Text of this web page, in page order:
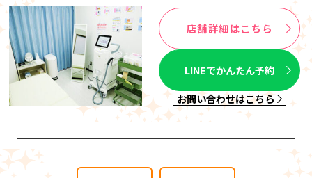
店舗詳細はこちら
LINEでかんたん予約
お問い合わせはこちら